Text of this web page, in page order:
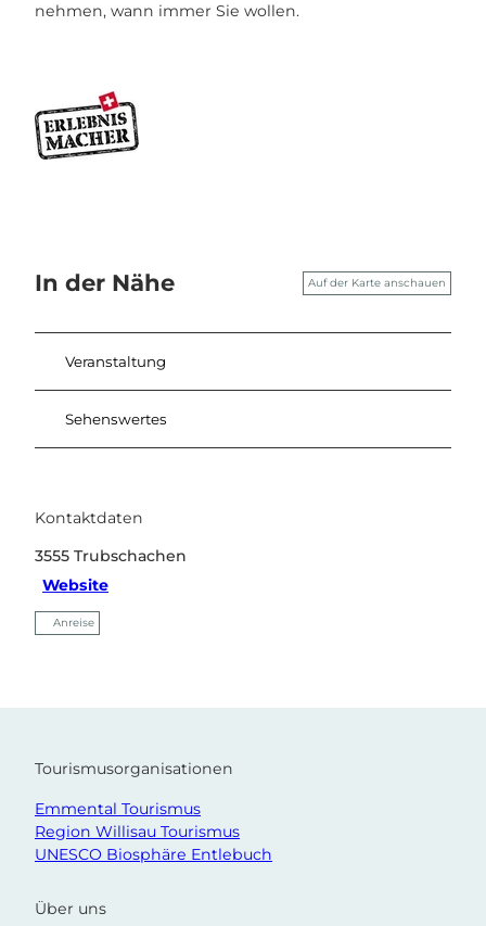
nehmen, wann immer Sie wollen.
In der Nähe Auf der Karte anschauen
Veranstaltung
Sehenswertes
Kontaktdaten
3555 Trubschachen
Website
Anreise
Tourismusorganisationen
Emmental Tourismus
Region Willisau Tourismus
UNESCO Biosphäre Entlebuch
Über uns